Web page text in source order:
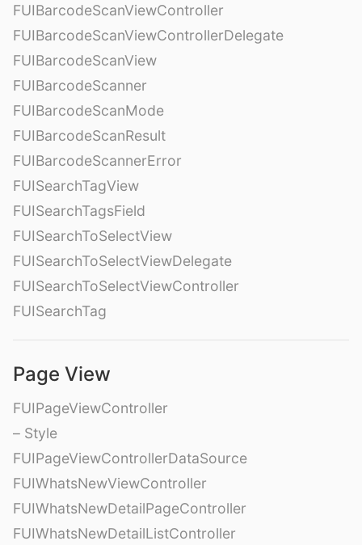
FUIBarcodeScanViewController
FUIBarcodeScanViewControllerDelegate
FUIBarcodeScanView
FUIBarcodeScanner
FUIBarcodeScanMode
FUIBarcodeScanResult
FUIBarcodeScannerError
FUISearchTagView
FUISearchTagsField
FUISearchToSelectView
FUISearchToSelectViewDelegate
FUISearchToSelectViewController
FUISearchTag
Page View
FUIPageViewController
– Style
FUIPageViewControllerDataSource
FUIWhatsNewViewController
FUIWhatsNewDetailPageController
FUIWhatsNewDetailListController